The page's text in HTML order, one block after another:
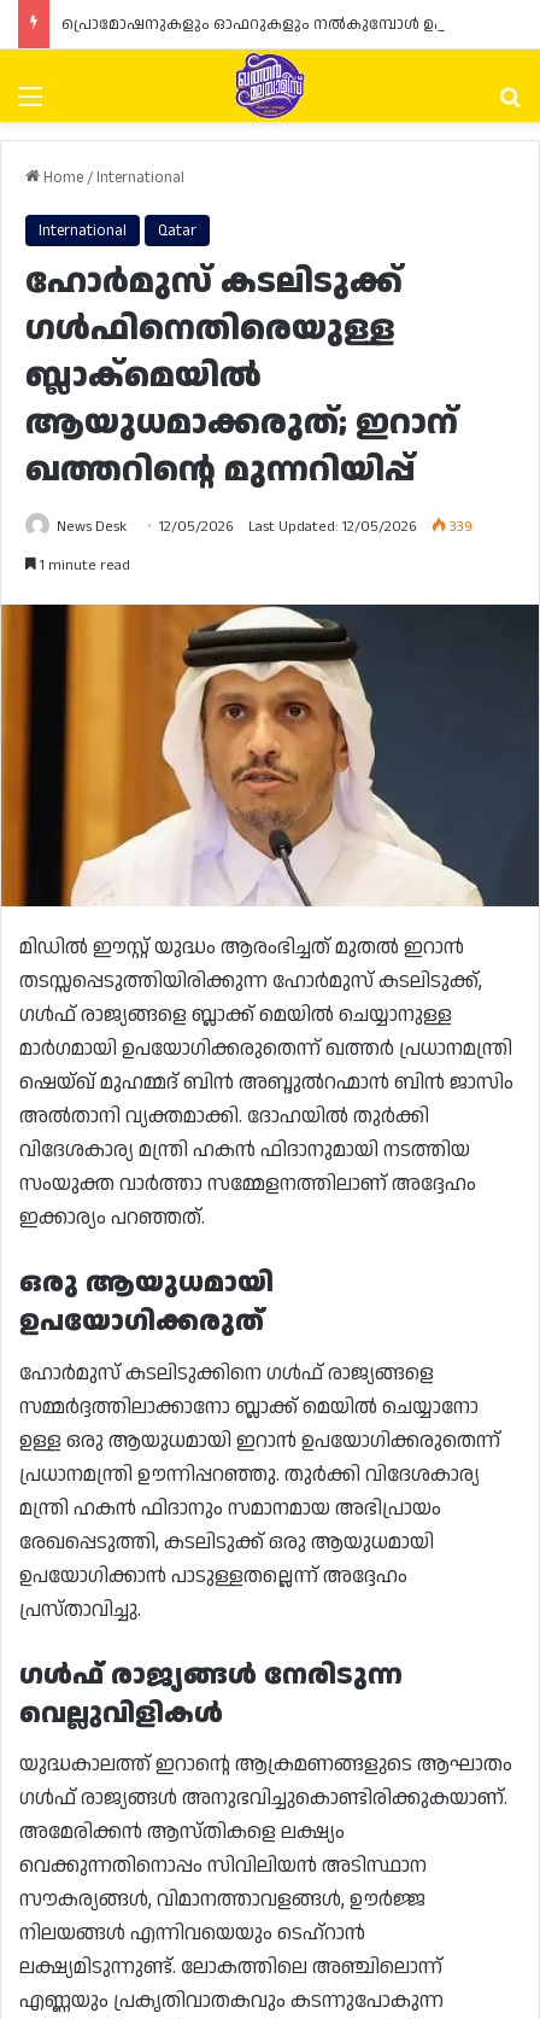
Menu
Home/ International
International Qatar
ഹോർമുസ് കടലിടുക്ക്
ഗൾഫിനെതിരെയുള്ള
ബ്ലാക്മെയിൽ
ആയുധമാക്കരുത്; ഇറാന്
ഖത്തറിന്റെ മുന്നറിയിപ്പ്
News Desk 12/05/2026 Last Updated: 12/05/2026
339
1 minute read
മിഡിൽ ഈസ്റ്റ് യുദ്ധം ആരംഭിച്ചത് മുതൽ ഇറാൻ
തടസ്സപ്പെടുത്തിയിരിക്കുന്ന ഹോർമുസ് കടലിടുക്ക്,
ഗൾഫ് രാജ്യങ്ങളെ ബ്ലാക്ക് മെയിൽ ചെയ്യാനുള്ള
മാർഗമായി ഉപയോഗിക്കരുതെന്ന് ഖത്തർ പ്രധാനമന്ത്രി
ഷെയ്ഖ് മുഹമ്മദ് ബിൻ അബ്ദുൽറഹ്മാൻ ബിൻ ജാസിം
അൽതാനി വ്യക്തമാക്കി. ദോഹയിൽ തുർക്കി
വിദേശകാര്യ മന്ത്രി ഹകൻ ഫിദാനുമായി നടത്തിയ
സംയുക്ത വാർത്താ സമ്മേളനത്തിലാണ് അദ്ദേഹം
ഇക്കാര്യം പറഞ്ഞത്.
ഒരു ആയുധമായി
ഉപയോഗിക്കരുത്
ഹോർമുസ് കടലിടുക്കിനെ ഗൾഫ് രാജ്യങ്ങളെ
സമ്മർദ്ദത്തിലാക്കാനോ ബ്ലാക്ക് മെയിൽ ചെയ്യാനോ
ഉള്ള ഒരു ആയുധമായി ഇറാൻ ഉപയോഗിക്കരുതെന്ന്
പ്രധാനമന്ത്രി ഊന്നിപ്പറഞ്ഞു. തുർക്കി വിദേശകാര്യ
മന്ത്രി ഹകൻ ഫിദാനും സമാനമായ അഭിപ്രായം
രേഖപ്പെടുത്തി, കടലിടുക്ക് ഒരു ആയുധമായി
ഉപയോഗിക്കാൻ പാടുള്ളതല്ലെന്ന് അദ്ദേഹം
പ്രസ്താവിച്ചു.
ഗൾഫ് രാജ്യങ്ങൾ നേരിടുന്ന
വെല്ലുവിളികൾ
യുദ്ധകാലത്ത് ഇറാന്റെ ആക്രമണങ്ങളുടെ ആഘാതം
ഗൾഫ് രാജ്യങ്ങൾ അനുഭവിച്ചുകൊണ്ടിരിക്കുകയാണ്.
അമേരിക്കൻ ആസ്തികളെ ലക്ഷ്യം
വെക്കുന്നതിനൊപ്പം സിവിലിയൻ അടിസ്ഥാന
സൗകര്യങ്ങൾ, വിമാനത്താവളങ്ങൾ, ഊർജ്ജ
നിലയങ്ങൾ എന്നിവയെയും ടെഹ്‌റാൻ
ലക്ഷ്യമിടുന്നുണ്ട്. ലോകത്തിലെ അഞ്ചിലൊന്ന്
എണ്ണയും പ്രകൃതിവാതകവും കടന്നുപോകുന്ന